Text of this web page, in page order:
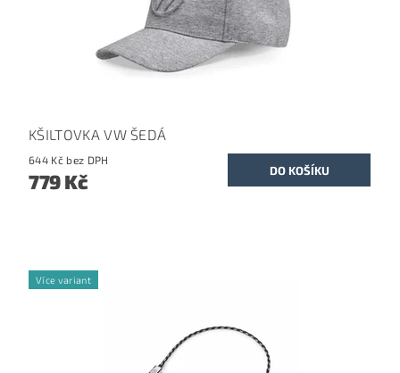
KŠILTOVKA VW ŠEDÁ
644 Kč bez DPH
779 Kč
Více variant